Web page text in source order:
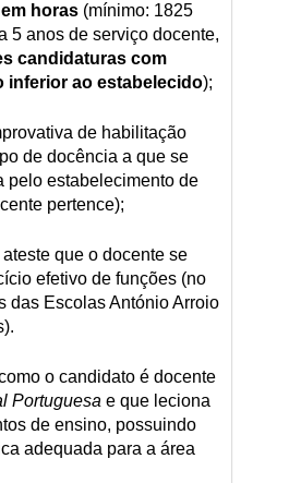
horas(mínimo: 1825
5 anos de serviço docente,
candidaturas com
inferior ao estabelecido);
de habilitação
de docência a que se
pelo estabelecimento de
pertence);
que o docente se
efetivo de funções (no
das Escolas António Arroio
o candidato é docente
Portuguesa e que leciona
de ensino, possuindo
adequada para a área